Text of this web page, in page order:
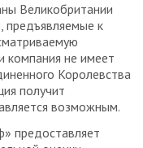
Великобритании
предъявляемые к
компания не имеет
Королевства
получит
возможным.
предоставляет